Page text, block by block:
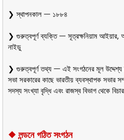
❯ স্থাপনকাল ᅳ ১৮৮৪
❯ গুরুত্বপূর্ণ ব্যক্তি ᅳ সূত্রক্ষনিয়াম আইয়ার, আনন্দ
নাইডু
❯ গুরুত্বপূর্ণ তথ্য ᅳ এই সংগঠনের মূল উদ্দেশ্য
সভা সরকারের কাছে ভারতীয় ব্যবস্থাপক সভার
সদস্য সংখ্যা বৃদ্ধি এবং রাজস্ব বিভাগ থেকে
❖লন্ডনে গঠিত সংগঠন